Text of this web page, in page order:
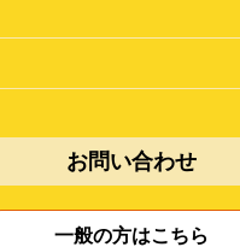
お問い合わせ
一般の方はこちら